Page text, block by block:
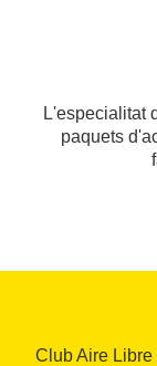
L'especialitat
paquets
Club Aire